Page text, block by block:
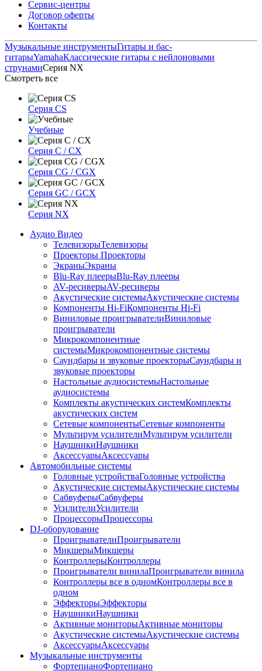
Сервис-центры
Договор оферты
Контакты
Музыкальные инструментыГитары и бас-
гитарыYamahaКлассические гитары с нейлоновыми
струнамиСерия NX
Смотреть все
Серия CS
Учебные
Серия C / CX
Серия CG / CGX
Серия GC / GCX
Серия NX
Аудио Видео
ТелевизорыТелевизоры
Проекторы Проекторы
ЭкраныЭкраны
Blu-Ray плеерыBlu-Ray плееры
AV-ресиверыAV-ресиверы
Акустические системыАкустические системы
Компоненты Hi-FiКомпоненты Hi-Fi
Виниловые проигрывателиВиниловые
проигрыватели
Микрокомпонентные
системыМикрокомпонентные системы
Саундбары и звуковые проекторыСаундбары и
звуковые проекторы
Настольные аудиосистемыНастольные
аудиосистемы
Комплекты акустических системКомплекты
акустических систем
Сетевые компонентыСетевые компоненты
Мультирум усилителиМультирум усилители
НаушникиНаушники
АксессуарыАксессуары
Автомобильные системы
Головные устройстваГоловные устройства
Акустические системыАкустические системы
СабвуферыСабвуферы
УсилителиУсилители
ПроцессорыПроцессоры
DJ-оборудование
ПроигрывателиПроигрыватели
МикшерыМикшеры
КонтроллерыКонтроллеры
Проигрыватели винилаПроигрыватели винила
Контроллеры все в одномКонтроллеры все в
одном
ЭффекторыЭффекторы
НаушникиНаушники
Активные мониторыАктивные мониторы
Акустические системыАкустические системы
АксессуарыАксессуары
Музыкальные инструменты
ФортепианоФортепиано